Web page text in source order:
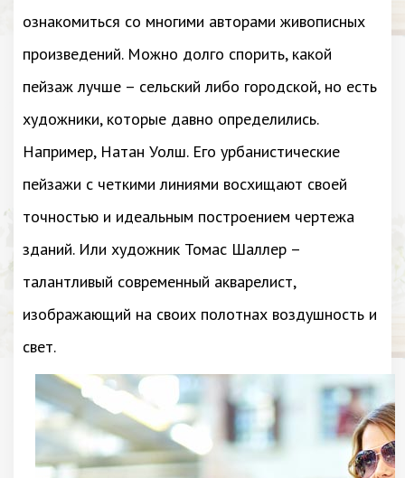
ознакомиться со многими авторами живописных
произведений. Можно долго спорить, какой
пейзаж лучше – сельский либо городской, но есть
художники, которые давно определились.
Например, Натан Уолш. Его урбанистические
пейзажи с четкими линиями восхищают своей
точностью и идеальным построением чертежа
зданий. Или художник Томас Шаллер –
талантливый современный акварелист,
изображающий на своих полотнах воздушность и
свет.